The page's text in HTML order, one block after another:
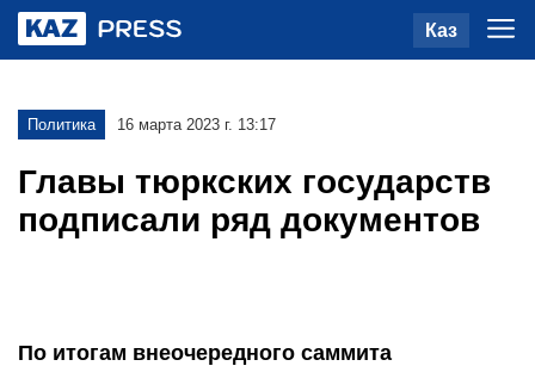
Каз
Политика 16 марта 2023 г. 13:17
Главы тюркских государств
подписали ряд документов
По итогам внеочередного саммита